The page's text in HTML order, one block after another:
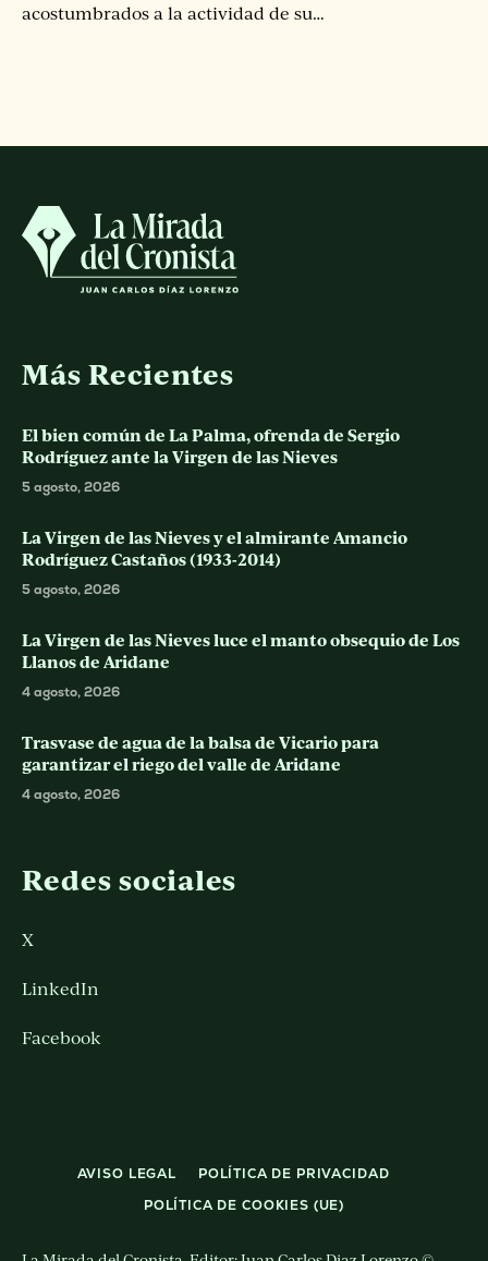
acostumbrados a la actividad de su…
Más Recientes
El bien común de La Palma, ofrenda de Sergio
Rodríguez ante la Virgen de las Nieves
5 agosto, 2026
La Virgen de las Nieves y el almirante Amancio
Rodríguez Castaños (1933-2014)
5 agosto, 2026
La Virgen de las Nieves luce el manto obsequio de Los
Llanos de Aridane
4 agosto, 2026
Trasvase de agua de la balsa de Vicario para
garantizar el riego del valle de Aridane
4 agosto, 2026
Redes sociales
X
LinkedIn
Facebook
AVISO LEGAL
POLÍTICA DE PRIVACIDAD
POLÍTICA DE COOKIES (UE)